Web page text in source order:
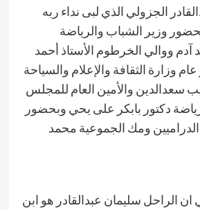
الجزولي الذي لبى نداء ربه
وزير الشباب والرياضة
آدم ووالي الخرطوم الأستاذ أحمد
وزارة الثقافة والإعلام والسياحة
سعدالدين والأمين العام للمجلس
دكتور بابكر على يحي وبحضور
ومك الجموعية محمد
الراحل سليمان عبدالقادر هو ابن